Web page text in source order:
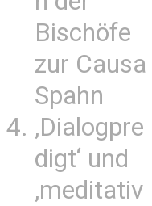
Bischöfe
zur Causa
Spahn
‚Dialogpre
digt‘ und
‚meditativ